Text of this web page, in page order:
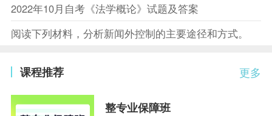
2022年10月自考《法学概论》试题及答案
阅读下列材料，分析新闻外控制的主要途径和方式。
更多
课程推荐
整专业保障班